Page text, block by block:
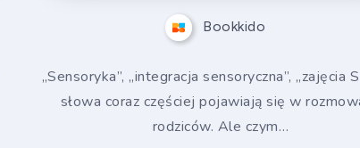
Bookkido
„Sensoryka”, „integracja sensoryczna”, „zajęcia
słowa coraz częściej pojawiają się w
rodziców. Ale czym…